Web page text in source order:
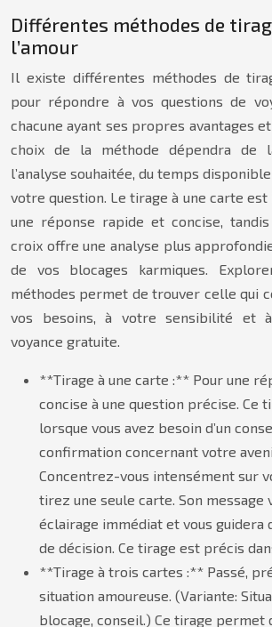
Différentes méthodes de
l’amour
Il existe différentes méthodes de
pour répondre à vos questions de
chacune ayant ses propres avantages
choix de la méthode dépendra de
l’analyse souhaitée, du temps
votre question. Le tirage à une carte
une réponse rapide et concise,
croix offre une analyse plus
de vos blocages karmiques.
méthodes permet de trouver celle qui
vos besoins, à votre sensibilité et
voyance gratuite.
**Tirage à une carte :** Pour une
concise à une question précise. Ce
lorsque vous avez besoin d’un
confirmation concernant votre
Concentrez-vous intensément sur
tirez une seule carte. Son message
éclairage immédiat et vous guidera
de décision. Ce tirage est précis
**Tirage à trois cartes :** Passé,
situation amoureuse. (Variante:
blocage, conseil.) Ce tirage permet